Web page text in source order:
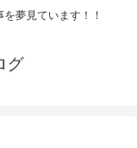
夢見ています！！
グ